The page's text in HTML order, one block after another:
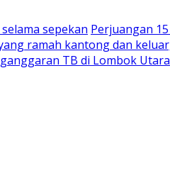
sepekan Perjuangan
ramah kantong dan
TB di Lombok Utara